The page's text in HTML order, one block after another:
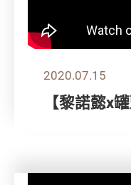
2020.07.15
【黎諾懿x